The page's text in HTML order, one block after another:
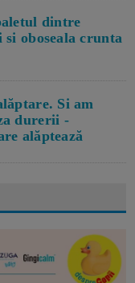
dintre
oboseala crunta
Si am
durerii -
alăptează